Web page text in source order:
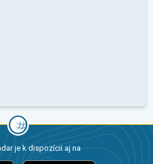
je k dispozícii aj na